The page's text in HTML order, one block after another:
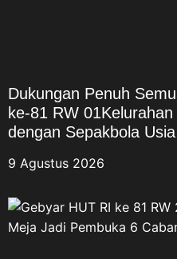
Dukungan Penuh
ke-81 RW
dengan Sepakbola
9 Agustus 2026